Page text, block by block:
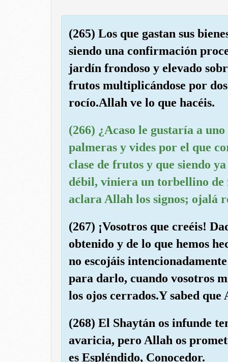
(265) Los que gastan sus
siendo una confirmación
jardín frondoso y elevado
frutos multiplicándose por
rocío.Allah ve lo que hacéis.
(266) ¿Acaso le gustaría a
palmeras y vides por el que
clase de frutos y que siendo
débil, viniera un torbellino de
aclara Allah los signos; ojalá
(267) ¡Vosotros que creéis!
obtenido y de lo que hemos
no escojáis
para darlo, cuando vosotros
los ojos cerrados.Y sabed
(268) El Shaytán os infunde
avaricia, pero Allah os
es Espléndido, Conocedor.